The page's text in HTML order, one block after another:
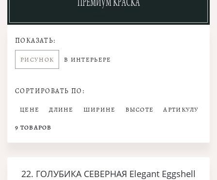
ПОКАЗАТЬ:
РИСУНОК В ИНТЕРЬЕРЕ
СОРТИРОВАТЬ ПО:
ЦЕНЕ ДЛИНЕ ШИРИНЕ ВЫСОТЕ АРТИКУЛУ
9 ТОВАРОВ
22. ГОЛУБИКА СЕВЕРНАЯ Elegant Eggshell